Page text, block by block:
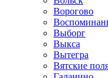
Ворогово
Выборг
Выкса
Вытегра
Вятские